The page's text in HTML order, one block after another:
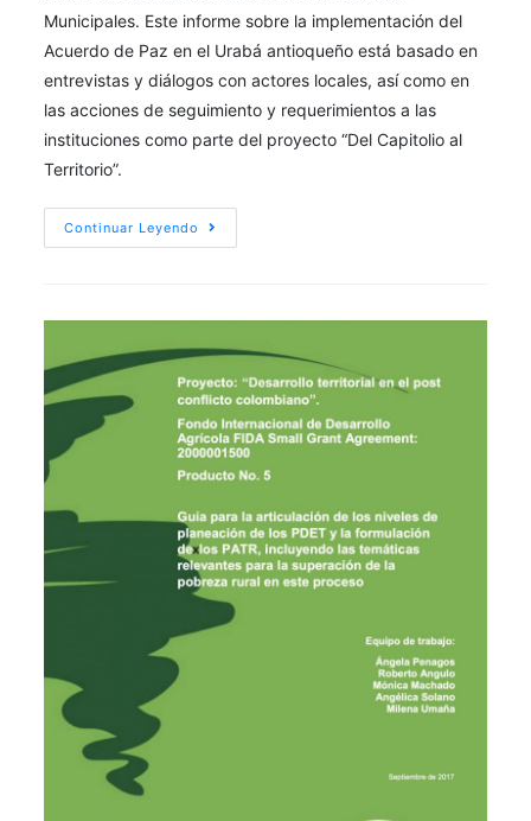
Municipales. Este informe sobre la implementación del
Acuerdo de Paz en el Urabá antioqueño está basado en
entrevistas y diálogos con actores locales, así como en
las acciones de seguimiento y requerimientos a las
instituciones como parte del proyecto “Del Capitolio al
Territorio”.
Continuar Leyendo